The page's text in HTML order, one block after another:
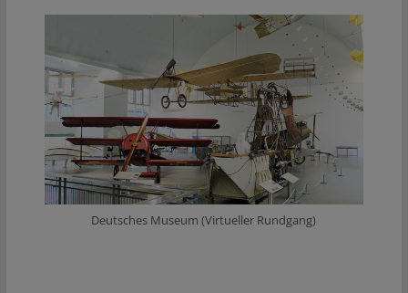
Deutsches Museum (Virtueller Rundgang)